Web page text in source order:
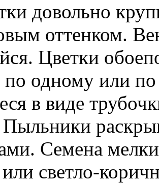
довольно
оттенком.
Цветки
по одному или
в виде
Пыльники
Семена
светло-